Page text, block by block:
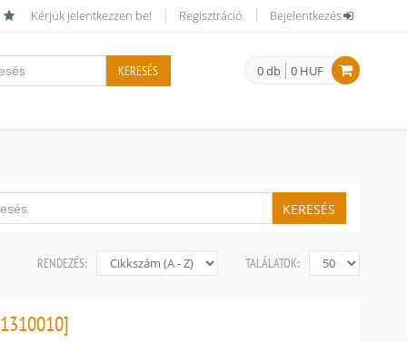
Kérjük jelentkezzen be! Regisztráció Bejelentkezés
0 db 0 HUF
KERESÉS
KERESÉS
TALÁLATOK:
RENDEZÉS: